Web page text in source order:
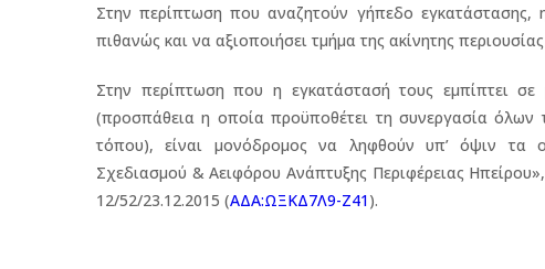
Στην περίπτωση που αναζητούν γήπεδο
πιθανώς και να αξιοποιήσει τμήμα της ακίνητης
Στην περίπτωση που η εγκατάστασή τους εμπίπτει σε
(προσπάθεια η οποία προϋποθέτει τη συνεργασία όλων
τόπου), είναι μονόδρομος να ληφθούν υπ’ όψιν τα
Σχεδιασμού & Αειφόρου Ανάπτυξης Περιφέρειας
12/52/23.12.2015 (ΑΔΑ:ΩΞΚΔ7Λ9-Ζ41).